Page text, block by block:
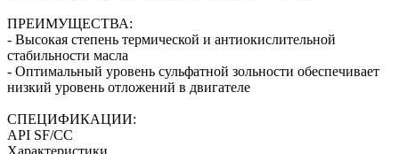
ПРЕИМУЩЕСТВА:
- Высокая степень термической и антиокислительной
стабильности масла
- Оптимальный уровень сульфатной зольности обеспечивает
низкий уровень отложений в двигателе
СПЕЦИФИКАЦИИ:
API SF/CC
Характеристики